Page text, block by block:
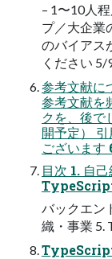
– 1〜10人
プ／大企業
のバイアス
ください 5/
参考文献に
参考文献を
クを、後で
開予定）
ございます
目次 1. 自
TypeScript
バックエン
織・事業 5.